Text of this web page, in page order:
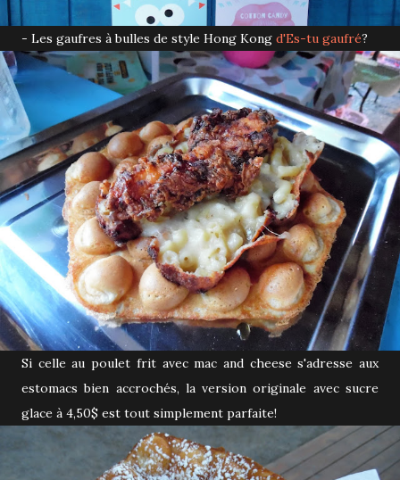
- Les gaufres à bulles de style Hong Kong d'Es-tu gaufré?
Si celle au poulet frit avec mac and cheese s'adresse aux
estomacs bien accrochés, la version originale avec sucre
glace à 4,50$ est tout simplement parfaite!